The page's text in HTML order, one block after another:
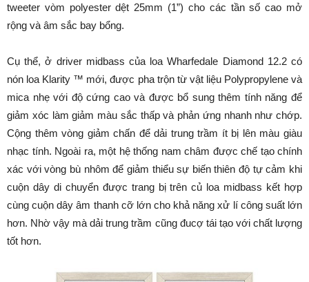
tweeter vòm polyester dệt 25mm (1”) cho các tần số cao mở
rộng và âm sắc bay bổng.
Cụ thể, ở driver midbass của loa Wharfedale Diamond 12.2 có
nón loa Klarity ™ mới, được pha trộn từ vật liệu Polypropylene và
mica nhẹ với độ cứng cao và được bổ sung thêm tính năng để
giảm xóc làm giảm màu sắc thấp và phản ứng nhanh như chớp.
Cộng thêm vòng giảm chấn để dải trung trầm ít bị lên màu giàu
nhạc tính. Ngoài ra, một hệ thống nam châm được chế tạo chính
xác với vòng bù nhôm để giảm thiểu sự biến thiên độ tự cảm khi
cuộn dây di chuyển được trang bị trên củ loa midbass kết hợp
cùng cuộn dây âm thanh cỡ lớn cho khả năng xử lí công suất lớn
hơn. Nhờ vậy mà dải trung trầm cũng đucợ tái tạo với chất lượng
tốt hơn.